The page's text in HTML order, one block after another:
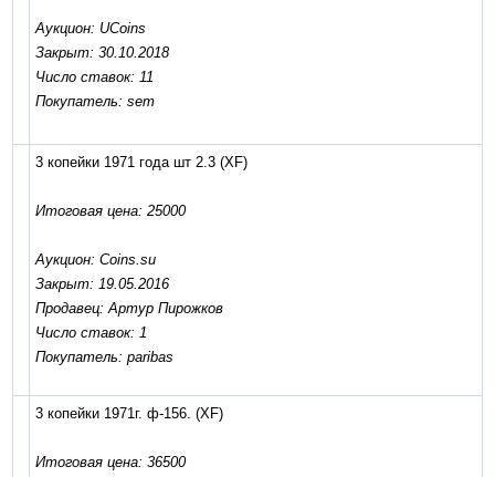
Аукцион: UCoins
Закрыт: 30.10.2018
Число ставок: 11
Покупатель: sem
3 копейки 1971 года шт 2.3 (XF)
Итоговая цена: 25000
Аукцион: Coins.su
Закрыт: 19.05.2016
Продавец: Артур Пирожков
Число ставок: 1
Покупатель: paribas
3 копейки 1971г. ф-156. (XF)
Итоговая цена: 36500